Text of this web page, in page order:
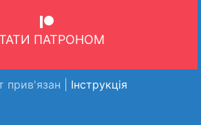
ПАТРОНОМ
прив'язан | Інструкція